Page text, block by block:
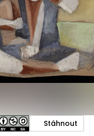
Stáhnout